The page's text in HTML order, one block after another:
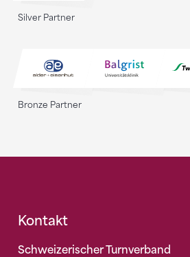
Silver Partner
Bronze Partner
Fusszeile
Kontakt
Schweizerischer Turnverband